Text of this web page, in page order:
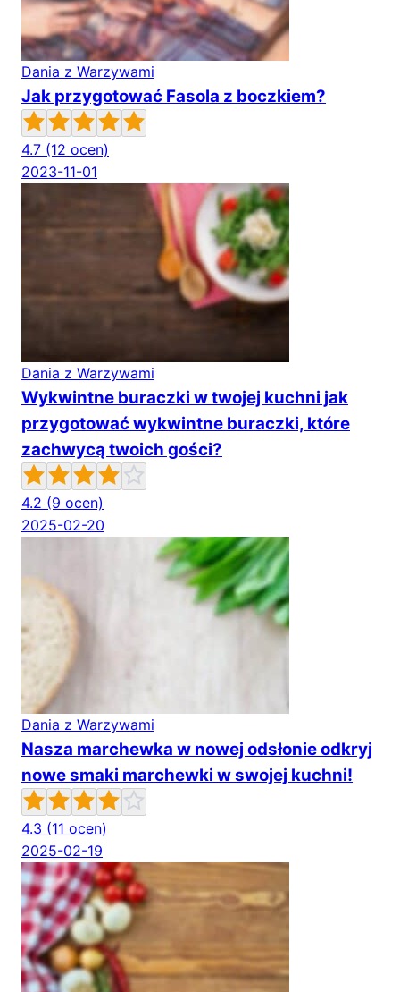
Dania z Warzywami
Jak przygotować Fasola z boczkiem?
4.7 (12 ocen)
2023-11-01
Dania z Warzywami
Wykwintne buraczki w twojej kuchni jak
przygotować wykwintne buraczki, które
zachwycą twoich gości?
4.2 (9 ocen)
2025-02-20
Dania z Warzywami
Nasza marchewka w nowej odsłonie odkryj
nowe smaki marchewki w swojej kuchni!
4.3 (11 ocen)
2025-02-19